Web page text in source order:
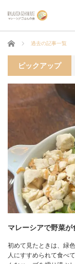
ホーム 過去の記事一覧
ピックアップ
マレーシアで野菜
初めて見たときは、緑
人にすすめられて食べ